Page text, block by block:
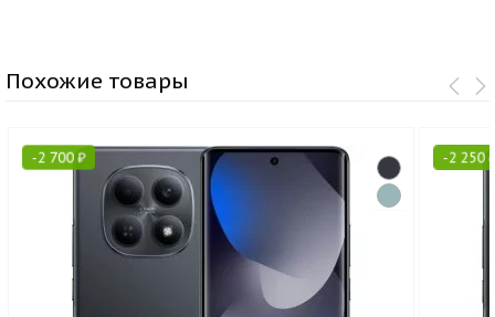
Похожие товары
-2 700₽ -2 250